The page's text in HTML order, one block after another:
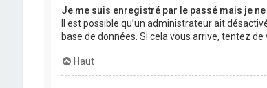
Je me suis enregistré par le passé mais je
Il est possible qu’un administrateur ait
base de données. Si cela vous arrive, tentez
Haut